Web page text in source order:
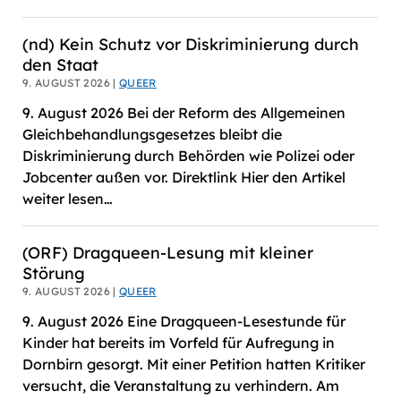
(nd) Kein Schutz vor Diskriminierung durch
den Staat
9. AUGUST 2026 |QUEER
9. August 2026 Bei der Reform des Allgemeinen
Gleichbehandlungsgesetzes bleibt die
Diskriminierung durch Behörden wie Polizei oder
Jobcenter außen vor. Direktlink Hier den Artikel
weiter lesen…
(ORF) Dragqueen-Lesung mit kleiner
Störung
9. AUGUST 2026 |QUEER
9. August 2026 Eine Dragqueen-Lesestunde für
Kinder hat bereits im Vorfeld für Aufregung in
Dornbirn gesorgt. Mit einer Petition hatten Kritiker
versucht, die Veranstaltung zu verhindern. Am